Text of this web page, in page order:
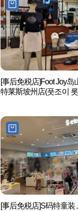
[事后免税店]Foot Joy岛
特莱斯坡州店(풋조이
[事后免税店]S码特童装